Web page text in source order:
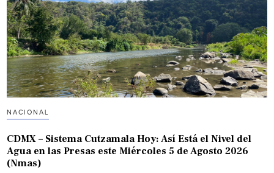
NACIONAL
CDMX – Sistema Cutzamala Hoy: Así Está el Nivel del
Agua en las Presas este Miércoles 5 de Agosto 2026
(Nmas)